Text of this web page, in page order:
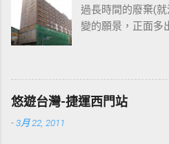
過長時間的廢棄(
變的願景，正面多
桃園的民眾又有
趴走將持續為讀者
開始期待開幕日的
悠遊台灣-捷運西門站
-3月 22, 2011